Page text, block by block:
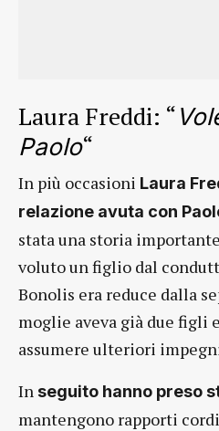
Laura Freddi: “
Paolo“
In più occasioni Laura
relazione avuta con
stata una storia
voluto un figlio dal
Bonolis era reduce dalla
moglie aveva già due figli
assumere ulteriori
Inseguito hanno preso
mantengono rapporti